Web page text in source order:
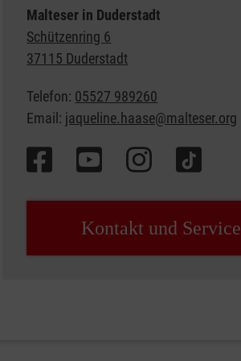
Malteser in Duderstadt
Schützenring 6
37115 Duderstadt
Telefon: 05527 989260
Email: jaqueline.haase@malteser.org
Kontakt und Service